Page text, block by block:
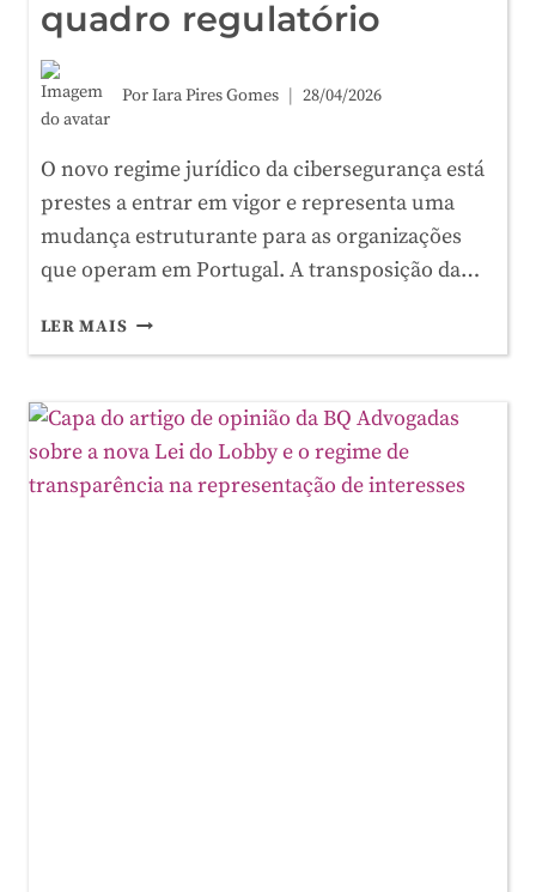
quadro regulatório
PorIara Pires Gomes 28/04/2026
O novo regime jurídico da cibersegurança está
prestes a entrar em vigor e representa uma
mudança estruturante para as organizações
que operam em Portugal. A transposição da…
LER MAIS REGIME
CIBERSEGURANÇA:
O
NOVO
QUADRO